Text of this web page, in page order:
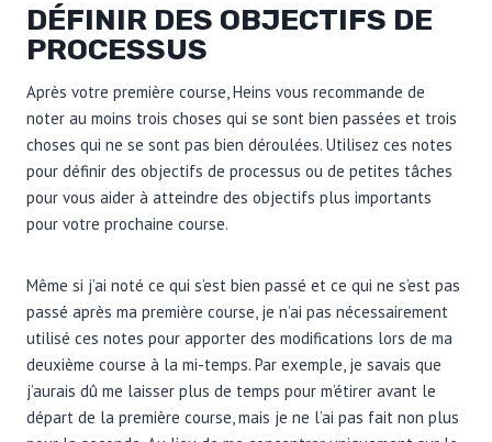
DÉFINIR DES OBJECTIFS DE
PROCESSUS
Après votre première course, Heins vous recommande de
noter au moins trois choses qui se sont bien passées et trois
choses qui ne se sont pas bien déroulées. Utilisez ces notes
pour définir des objectifs de processus ou de petites tâches
pour vous aider à atteindre des objectifs plus importants
pour votre prochaine course.
Même si j’ai noté ce qui s’est bien passé et ce qui ne s’est pas
passé après ma première course, je n’ai pas nécessairement
utilisé ces notes pour apporter des modifications lors de ma
deuxième course à la mi-temps. Par exemple, je savais que
j’aurais dû me laisser plus de temps pour m’étirer avant le
départ de la première course, mais je ne l’ai pas fait non plus